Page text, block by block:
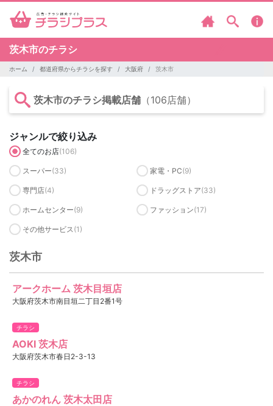
茨木市のチラシ
ホーム 都道府県からチラシを探す 大阪府 茨木市
茨木市のチラシ掲載店舗 （106店舗）
ジャンルで絞り込み
全てのお店(106)
スーパー(33) 家電・PC(9)
専門店(4) ドラッグストア(33)
ホームセンター(9) ファッション(17)
その他サービス (1)
茨木市
アークホーム 茨木目垣店
大阪府茨木市南目垣二丁目2番1号
チラシ
AOKI 茨木店
大阪府茨木市春日2-3-13
チラシ
あかのれん 茨木太田店